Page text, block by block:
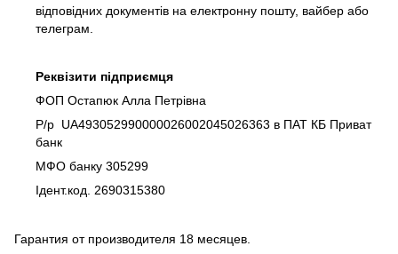
відповідних документів на електронну пошту, вайбер або
телеграм.
Реквізити підприємця
ФОП Остапюк Алла Петрівна
Р/р UA493052990000026002045026363 в ПАТ КБ Приват
банк
МФО банку 305299
Ідент.код. 2690315380
Гарантия от производителя 18 месяцев.